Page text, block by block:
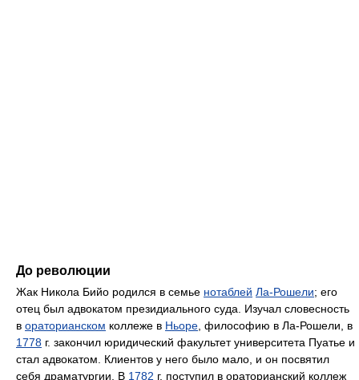
До революции
Жак Никола Бийо родился в семье нотаблей Ла-Рошели; его
отец был адвокатом президиального суда. Изучал словесность
в ораторианском коллеже в Ньоре , философию в Ла-Рошели, в
1778 г. закончил юридический факультет университета Пуатье и
стал адвокатом. Клиентов у него было мало, и он посвятил
себя драматургии. В 1782 г. поступил в ораторианский коллеж